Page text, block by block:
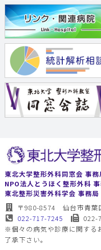
東北大学整形外科同窓会 事務
NPO法人とうほく整形外科
東北整形災害外科学会 事務局
〒980-8574 仙台市青葉
022-717-7245
022-
※個々の病気や診療に関する
了承下さい。